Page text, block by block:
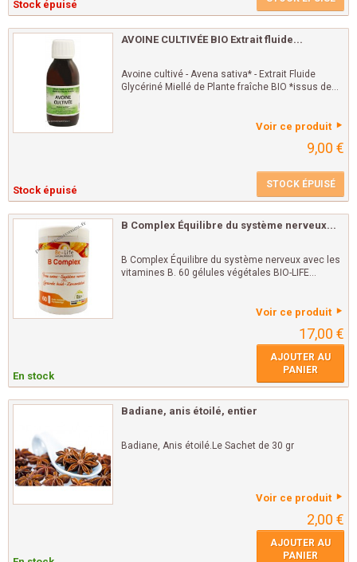
Stock épuisé
AVOINE CULTIVÉE BIO Extrait fluide...
Avoine cultivé - Avena sativa* - Extrait Fluide
Glycériné Miellé de Plante fraîche BIO *issus de...
Voir ce produit
9,00 €
Stock épuisé STOCK ÉPUISÉ
B Complex Équilibre du système nerveux...
B Complex Équilibre du système nerveux avec les
vitamines B. 60 gélules végétales BIO-LIFE...
Voir ce produit
17,00 €
En stock
AJOUTER AU
PANIER
Badiane, anis étoilé, entier
Badiane, Anis étoilé.Le Sachet de 30 gr
Voir ce produit
2,00 €
AJOUTER AU
PANIER